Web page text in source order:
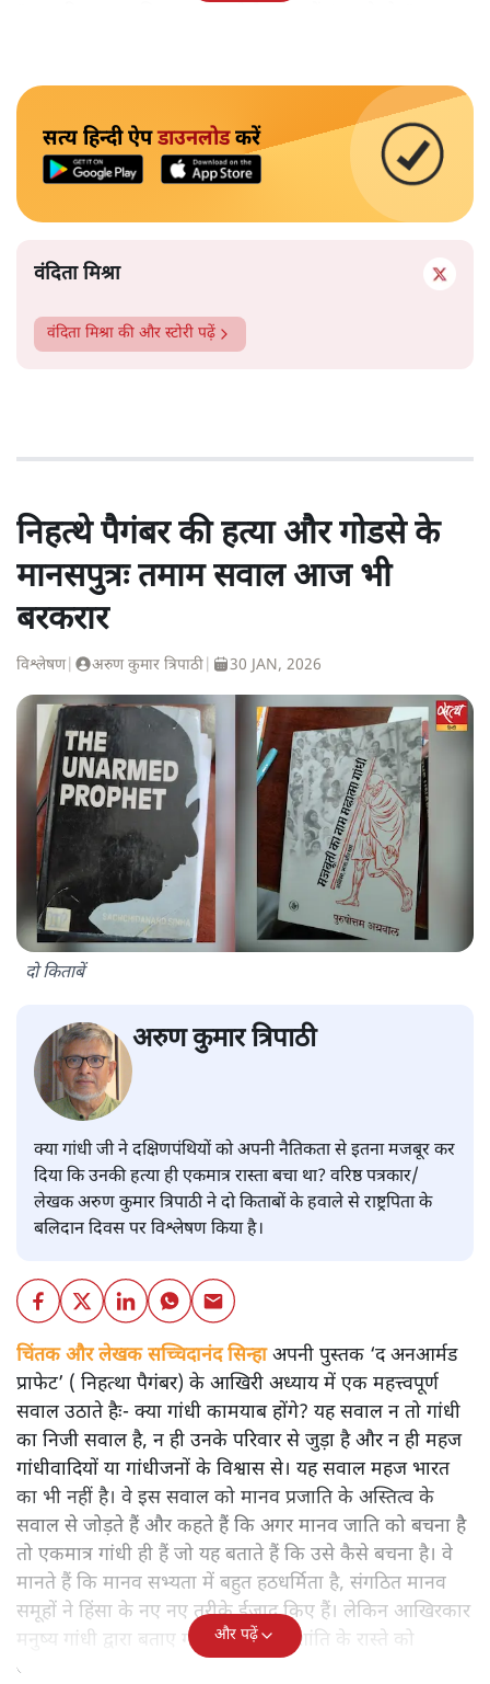
सत्य हिन्दी ऐपडाउनलोडकरें
वंदिता मिश्रा
वंदिता मिश्रा की और स्टोरी पढ़ें
निहत्थे पैगंबर की हत्या और गोडसे के
मानसपुत्रः तमाम सवाल आज भी
बरकरार
विश्लेषण| अरुण कुमार त्रिपाठी 30 JAN, 2026
दो किताबें
अरुण कुमार त्रिपाठी
क्या गांधी जी ने दक्षिणपंथियों को अपनी नैतिकता से इतना मजबूर कर
दिया कि उनकी हत्या ही एकमात्र रास्ता बचा था? वरिष्ठ पत्रकार/
लेखक अरुण कुमार त्रिपाठी ने दो किताबों के हवाले से राष्ट्रपिता के
बलिदान दिवस पर विश्लेषण किया है।
चिंतक और लेखक सच्चिदानंद सिन्हाअपनी पुस्तक ‘द अनआर्मड
प्राफेट’ ( निहत्था पैगंबर) के आखिरी अध्याय में एक महत्त्वपूर्ण
सवाल उठाते हैः- क्या गांधी कामयाब होंगे? यह सवाल न तो गांधी
का निजी सवाल है, न ही उनके परिवार से जुड़ा है और न ही महज
गांधीवादियों या गांधीजनों के विश्वास से। यह सवाल महज भारत
का भी नहीं है। वे इस सवाल को मानव प्रजाति के अस्तित्व के
सवाल से जोड़ते हैं और कहते हैं कि अगर मानव जाति को बचना है
तो एकमात्र गांधी ही हैं जो यह बताते हैं कि उसे कैसे बचना है। वे
मानते हैं कि मानव सभ्यता में बहुत हठधर्मिता है, संगठित मानव
समूहों ने हिंसा के नए नए तरीके ईजाद किए हैं। लेकिन आखिरकार
मनुष्य गांधी द्वारा बताए गए अहिंसा और शांति के रास्ते को
अपनाएगा।
और पढ़ें